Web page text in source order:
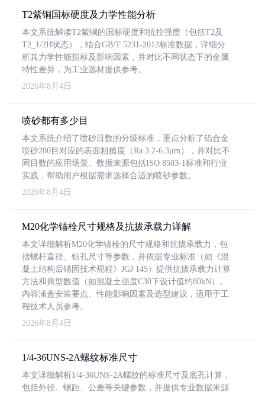
T2紫铜国标硬度及力学性能分析
本文系统解读T2紫铜的国标硬度和抗拉强度（包括T2及
T2_1/2H状态），结合GB/T 5231-2012标准数据，详细分
析其力学性能指标及影响因素，并对比不同状态下的金属
特性差异，为工业选材提供参考。
2026年8月4日
喷砂都有多少目
本文系统介绍了喷砂目数的分级标准，重点分析了铝合金
喷砂200目对应的表面粗糙度（Ra 3.2-6.3μm），并对比不
同目数的应用场景。数据来源包括ISO 8503-1标准和行业
实践，帮助用户根据需求选择合适的喷砂参数。
2026年8月4日
M20化学锚栓尺寸规格及抗拔承载力详解
本文详细解析M20化学锚栓的尺寸规格和抗拔承载力，包
括螺杆直径、钻孔尺寸等参数，并依据专业标准（如《混
凝土结构后锚固技术规程》JGJ 145）提供抗拔承载力计算
方法和典型数值（如混凝土强度C30下设计值约80kN）。
内容涵盖安装要点、性能影响因素及选型建议，适用于工
程技术人员参考。
2026年8月4日
1/4-36UNS-2A螺纹标准尺寸
本文详细解析1/4-36UNS-2A螺纹的标准尺寸及底孔计算，
包括外径、螺距、公差等关键参数，并提供专业数据来源